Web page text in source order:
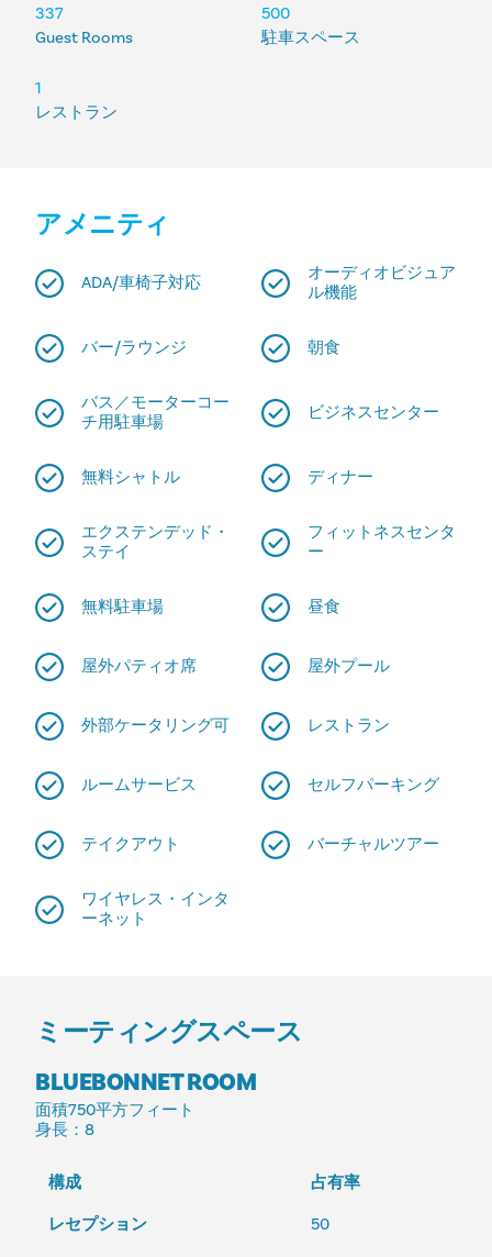
Guest Rooms
337
駐車スペース
500
レストラン
1
アメニティ
ADA/車椅子対応
オーディオビジュア
ル機能
バー/ラウンジ 朝食
バス／モーターコー
チ用駐車場
ビジネスセンター
無料シャトル ディナー
エクステンデッド・
ステイ
フィットネスセンタ
ー
無料駐車場 昼食
屋外パティオ席 屋外プール
外部ケータリング可 レストラン
ルームサービス セルフパーキング
テイクアウト バーチャルツアー
ワイヤレス・インタ
ーネット
ミーティングスペース
BLUEBONNET ROOM
面積750平方フィート
身長 ：8
構成
占有率
レセプション
50